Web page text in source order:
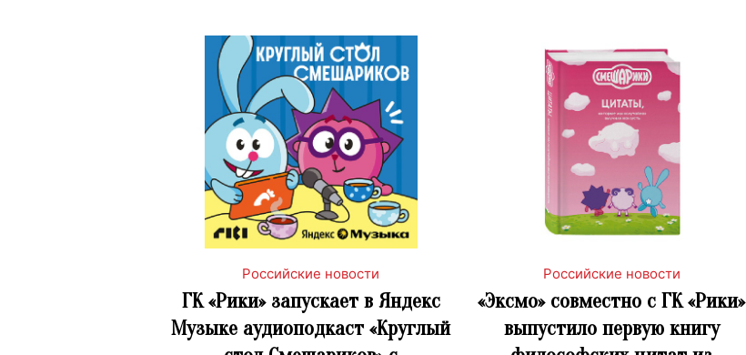
Российские новости
ГК «Рики» запускает в Яндекс
Музыке аудиоподкаст «Круглый
Российские новости
«Эксмо» совместно с ГК «Рики»
выпустило первую книгу